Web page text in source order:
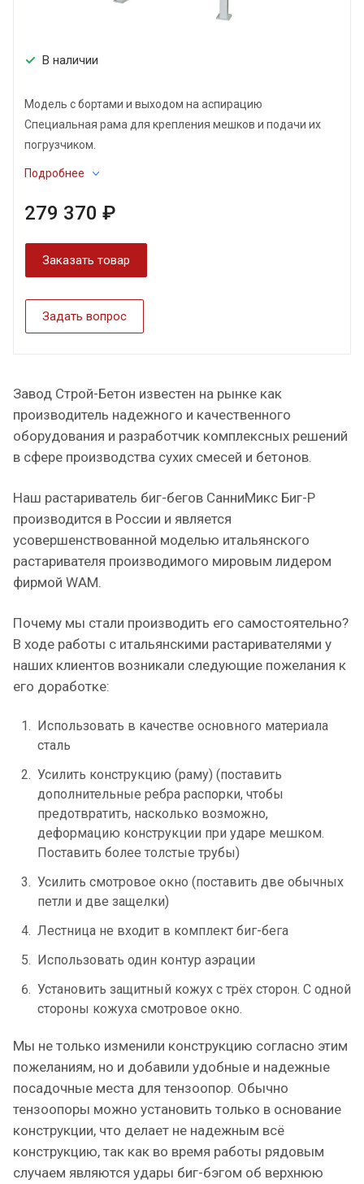
В наличии
Модель с бортами и выходом на аспирацию
Специальная рама для крепления мешков и подачи их
погрузчиком.
Подробнее
279 370 ₽
Заказать товар
Задать вопрос
Завод Строй-Бетон известен на рынке как
производитель надежного и качественного
оборудования и разработчик комплексных решений
в сфере производства сухих смесей и бетонов.
Наш растариватель биг-бегов СанниМикс Биг-Р
производится в России и является
усовершенствованной моделью итальянского
растаривателя производимого мировым лидером
фирмой WAM.
Почему мы стали производить его самостоятельно?
В ходе работы с итальянскими растаривателями у
наших клиентов возникали следующие пожелания к
его доработке:
Использовать в качестве основного материала
сталь
Усилить конструкцию (раму) (поставить
дополнительные ребра распорки, чтобы
предотвратить, насколько возможно,
деформацию конструкции при ударе мешком.
Поставить более толстые трубы)
Усилить смотровое окно (поставить две обычных
петли и две защелки)
Лестница не входит в комплект биг-бега
Использовать один контур аэрации
Установить защитный кожух с трёх сторон. С одной
стороны кожуха смотровое окно.
Мы не только изменили конструкцию согласно этим
пожеланиям, но и добавили удобные и надежные
посадочные места для тензоопор. Обычно
тензоопоры можно установить только в основание
конструкции, что делает не надежным всё
конструкцию, так как во время работы рядовым
случаем являются удары биг-бэгом об верхнюю